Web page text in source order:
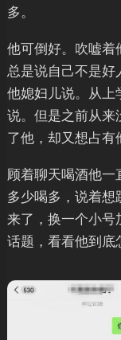
多。
他可倒好。吹嘘着
总是说自己不是好
他媳妇儿说。从上
说。但是之前从来
了他，却又想占有
顾着聊天喝酒他一
多少喝多，说着想
来了，换一个小号
话题，看看他到底